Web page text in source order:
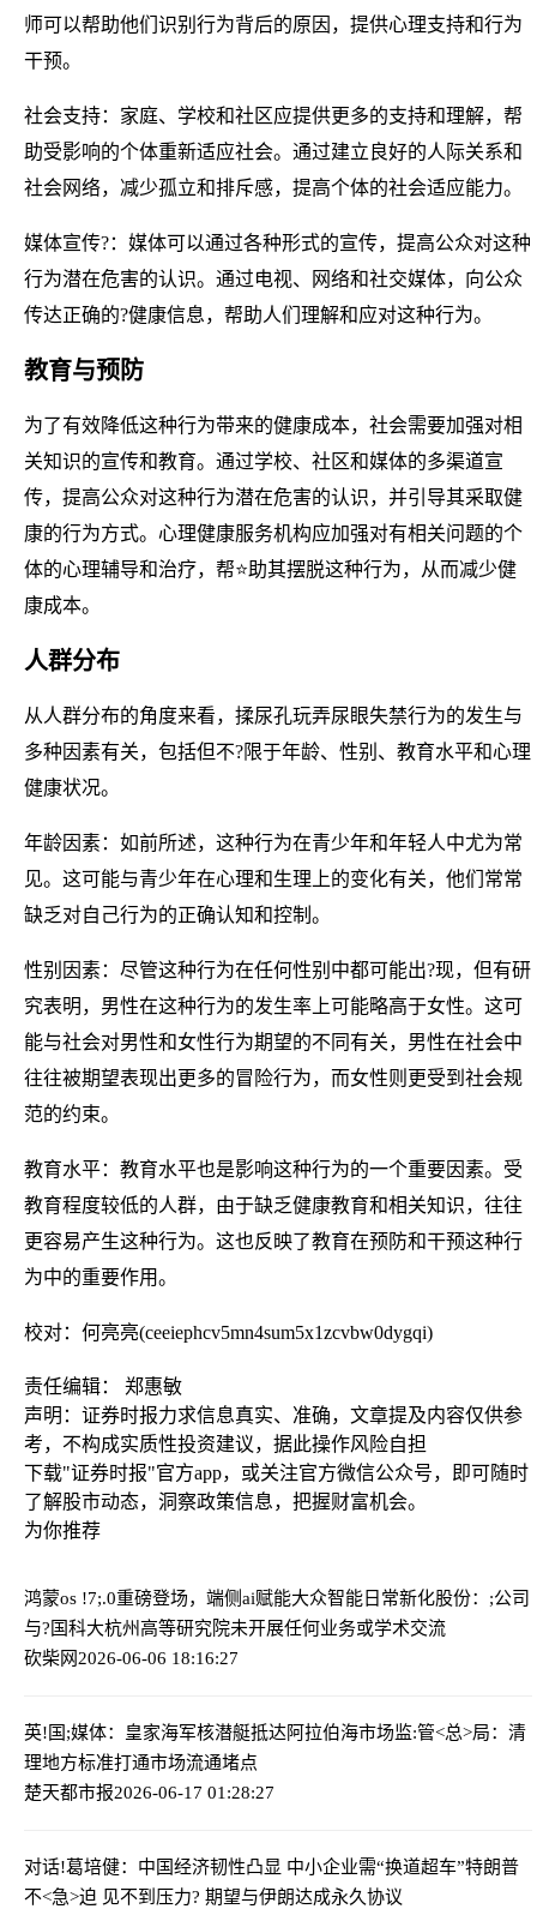
师可以帮助他们识别行为背后的原因，提供心理支持和行为
干预。
社会支持：家庭、学校和社区应提供更多的支持和理解，帮
助受影响的个体重新适应社会。通过建立良好的人际关系和
社会网络，减少孤立和排斥感，提高个体的社会适应能力。
媒体宣传?：媒体可以通过各种形式的宣传，提高公众对这种
行为潜在危害的认识。通过电视、网络和社交媒体，向公众
传达正确的?健康信息，帮助人们理解和应对这种行为。
教育与预防
为了有效降低这种行为带来的健康成本，社会需要加强对相
关知识的宣传和教育。通过学校、社区和媒体的多渠道宣
传，提高公众对这种行为潜在危害的认识，并引导其采取健
康的行为方式。心理健康服务机构应加强对有相关问题的个
体的心理辅导和治疗，帮⭐助其摆脱这种行为，从而减少健
康成本。
人群分布
从人群分布的角度来看，揉尿孔玩弄尿眼失禁行为的发生与
多种因素有关，包括但不?限于年龄、性别、教育水平和心理
健康状况。
年龄因素：如前所述，这种行为在青少年和年轻人中尤为常
见。这可能与青少年在心理和生理上的变化有关，他们常常
缺乏对自己行为的正确认知和控制。
性别因素：尽管这种行为在任何性别中都可能出?现，但有研
究表明，男性在这种行为的发生率上可能略高于女性。这可
能与社会对男性和女性行为期望的不同有关，男性在社会中
往往被期望表现出更多的冒险行为，而女性则更受到社会规
范的约束。
教育水平：教育水平也是影响这种行为的一个重要因素。受
教育程度较低的人群，由于缺乏健康教育和相关知识，往往
更容易产生这种行为。这也反映了教育在预防和干预这种行
为中的重要作用。
校对：何亮亮(ceeiephcv5mn4sum5x1zcvbw0dygqi)
责任编辑： 郑惠敏
声明：证券时报力求信息真实、准确，文章提及内容仅供参
考，不构成实质性投资建议，据此操作风险自担
下载"证券时报"官方app，或关注官方微信公众号，即可随时
了解股市动态，洞察政策信息，把握财富机会。
为你推荐
鸿蒙os !7;.0重磅登场，端侧ai赋能大众智能日常新化股份：;公司
与?国科大杭州高等研究院未开展任何业务或学术交流
砍柴网2026-06-06 18:16:27
英!国;媒体：皇家海军核潜艇抵达阿拉伯海市场监:管<总>局：清
理地方标准打通市场流通堵点
楚天都市报2026-06-17 01:28:27
对话!葛培健：中国经济韧性凸显 中小企业需“换道超车”特朗普
不<急>迫 见不到压力? 期望与伊朗达成永久协议